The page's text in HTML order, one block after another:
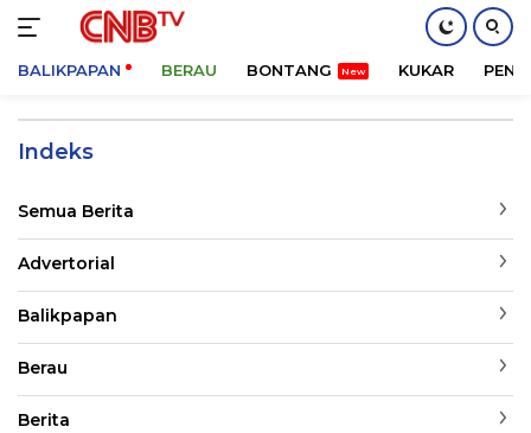
konten
BALIKPAPAN BERAU BONTANG KUKAR
Indeks
Semua Berita
Advertorial
Balikpapan
Berau
Berita